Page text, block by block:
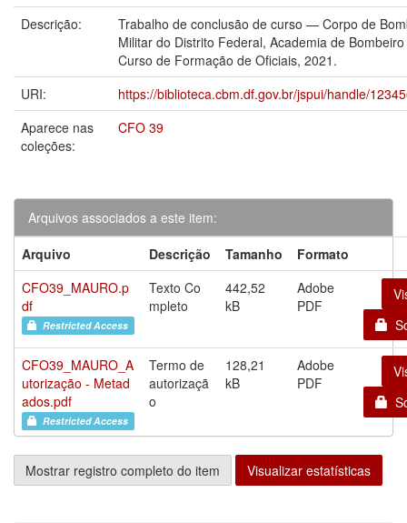
Descrição:
Trabalho de conclusão de curso — Corpo de
Militar do Distrito Federal, Academia de
Curso de Formação de Oficiais, 2021.
URI:
https://biblioteca.cbm.df.gov.br/jspui/handle/
Aparece nas
coleções:
CFO 39
Arquivos associados a este item:
Arquivo
Descrição Tamanho
Formato
CFO39_MAURO.p
df
Restricted Access
Texto Co
mpleto
442,52
kB
Adobe
PDF
CFO39_MAURO_A
utorização - Metad
ados.pdf
Restricted Access
Termo de
autorizaçã
o
128,21
kB
Adobe
PDF
Mostrar registro completo do item Visualizar estatísticas